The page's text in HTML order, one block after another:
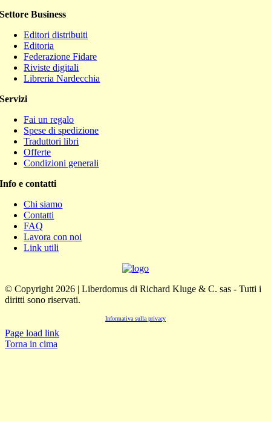
Settore Business
Editori distribuiti
Editoria
Federazione Fidare
Riviste digitali
Libreria Nardecchia
Servizi
Fai un regalo
Spese di spedizione
Traduttori libri
Offerte
Condizioni generali
Info e contatti
Chi siamo
Contatti
FAQ
Lavora con noi
Link utili
© Copyright 2026 | Liberdomus di Richard Kluge & C. sas - Tutti i
diritti sono riservati.
Informativa sulla privacy
Page load link
Torna in cima